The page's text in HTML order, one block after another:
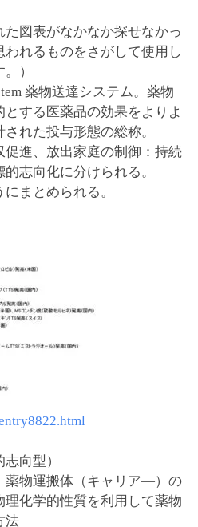
図表がなかなか探せなかっ
れるものをさがして使用し
）
薬物送達システム。薬物
する医薬品の効果をよりよ
れた投与形態の総称。
進、放出家庭の制御：持続
志向化に分けられる。
まとめられる。
向型）
薬物運搬体（キャリア―）の
化学的性質を利用して薬物
法